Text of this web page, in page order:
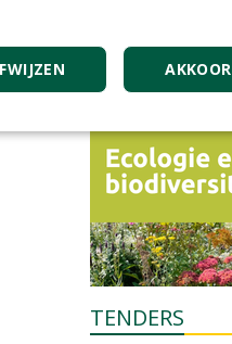
TENDERS